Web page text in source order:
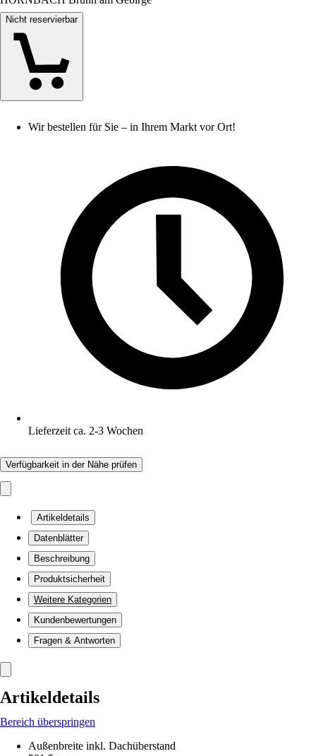
Nicht reservierbar
Wir bestellen für Sie – in Ihrem Markt vor Ort!
Lieferzeit ca. 2-3 Wochen
Verfügbarkeit in der Nähe prüfen
Artikeldetails
Datenblätter
Beschreibung
Produktsicherheit
Weitere Kategorien
Kundenbewertungen
Fragen & Antworten
Artikeldetails
Bereich überspringen
Außenbreite inkl. Dachüberstand